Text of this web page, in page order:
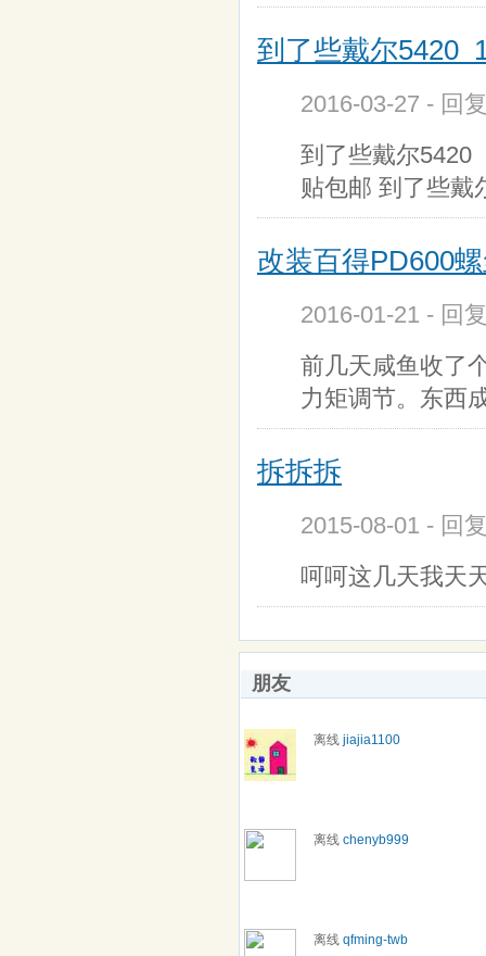
到了些戴尔5420
2016-03-27 - 回
到了些戴尔5420
贴包邮 到了些戴
改装百得PD600
2016-01-21 - 回
前几天咸鱼收了
力矩调节。东西
拆拆拆
2015-08-01 - 回
呵呵这几天我天
朋友
离线 jiajia1100
离线 chenyb999
离线 qfming-twb